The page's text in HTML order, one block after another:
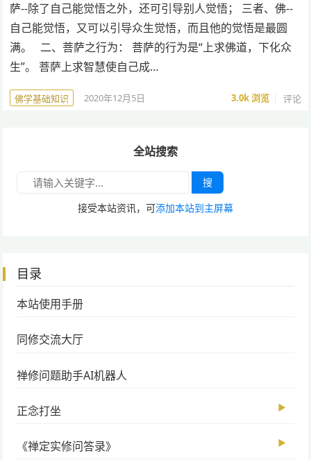
萨--除了自己能觉悟之外，还可引导别人觉悟； 三者、佛--
自己能觉悟，又可以引导众生觉悟，而且他的觉悟是最圆
满。 二、菩萨之行为： 菩萨的行为是“上求佛道，下化众
生”。 菩萨上求智慧使自己成…
佛学基础知识 2020年12月5日 3.0k浏览 评论
全站搜索
搜
接受本站资讯，可添加本站到主屏幕
目录
本站使用手册
同修交流大厅
禅修问题助手AI机器人
正念打坐 ▶
《禅定实修问答录》 ▶